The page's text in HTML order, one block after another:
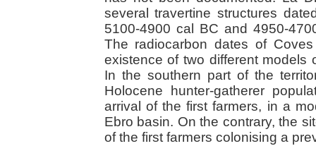
several travertine structures
5100-4900 cal BC and 4950-
The radiocarbon dates of
existence of two different models
In the southern part of the
Holocene hunter-gatherer
arrival of the first farmers, in a
Ebro basin. On the contrary, the
of the first farmers colonising a